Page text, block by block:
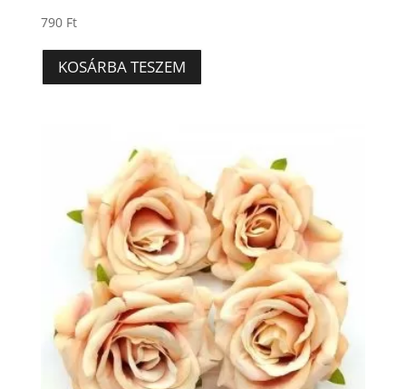
790 Ft
KOSÁRBA TESZEM